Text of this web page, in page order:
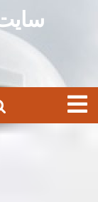
Open
Menu